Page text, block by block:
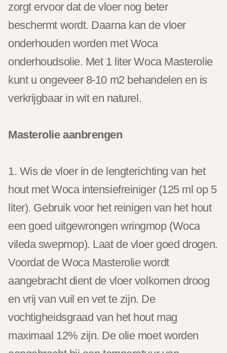
zorgt ervoor dat de vloer nog beter
beschermt wordt. Daarna kan de vloer
onderhouden worden met Woca
onderhoudsolie. Met 1 liter Woca Masterolie
kunt u ongeveer 8-10 m2 behandelen en is
verkrijgbaar in wit en naturel.
Masterolie aanbrengen
1. Wis de vloer in de lengterichting van het
hout met Woca intensiefreiniger (125 ml op 5
liter). Gebruik voor het reinigen van het hout
een goed uitgewrongen wringmop (Woca
vileda swepmop). Laat de vloer goed drogen.
Voordat de Woca Masterolie wordt
aangebracht dient de vloer volkomen droog
en vrij van vuil en vet te zijn. De
vochtigheidsgraad van het hout mag
maximaal 12% zijn. De olie moet worden